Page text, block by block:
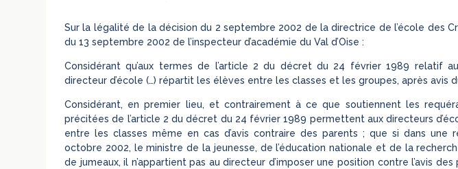
Sur la légalité de la décision du 2 septembre 2002 de la directrice de l’école des
du 13 septembre 2002 de l’inspecteur d’académie du Val d’Oise :
Considérant qu’aux termes de l’article 2 du décret du 24 février 1989 relatif
directeur d’école (…) répartit les élèves entre les classes et les groupes, après avis
Considérant, en premier lieu, et contrairement à ce que soutiennent les
précitées de l’article 2 du décret du 24 février 1989 permettent aux directeurs
entre les classes même en cas d’avis contraire des parents ; que si dans une
octobre 2002, le ministre de la jeunesse, de l’éducation nationale et de la
de jumeaux, il n’appartient pas au directeur d’imposer une position contre l’avis